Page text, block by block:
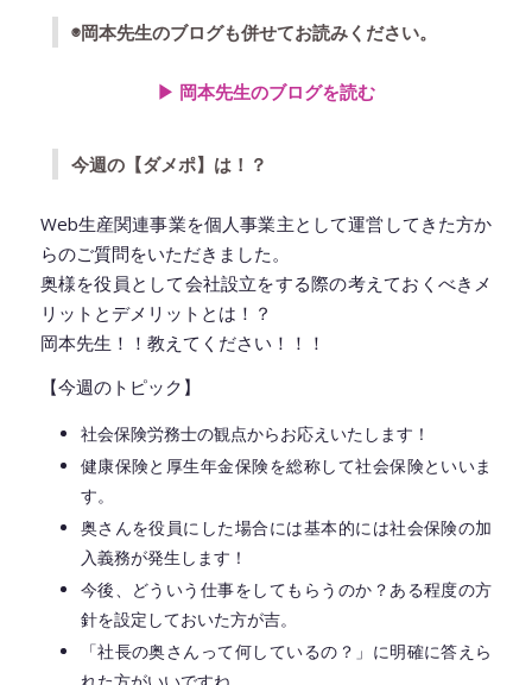
◉岡本先生のブログも併せてお読みください。
▶︎ 岡本先生のブログを読む
今週の【ダメポ】は！？
Web生産関連事業を個人事業主として運営してきた方か
らのご質問をいただきました。
奥様を役員として会社設立をする際の考えておくべきメ
リットとデメリットとは！？
岡本先生！！教えてください！！！
【今週のトピック】
社会保険労務士の観点からお応えいたします！
健康保険と厚生年金保険を総称して社会保険といいま
す。
奥さんを役員にした場合には基本的には社会保険の加
入義務が発生します！
今後、どういう仕事をしてもらうのか？ある程度の方
針を設定しておいた方が吉。
「社長の奥さんって何しているの？」に明確に答えら